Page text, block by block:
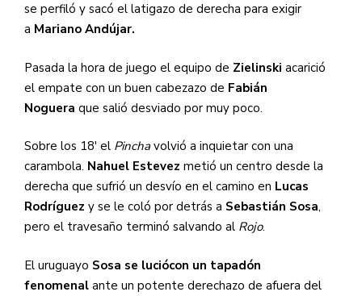
se perfiló y sacó el latigazo de derecha para exigir
a Mariano Andújar.
Pasada la hora de juego el equipo de Zielinski acarició
el empate con un buen cabezazo de Fabián
Noguera que salió desviado por muy poco.
Sobre los 18′ el Pinchavolvió a inquietar con una
carambola. Nahuel Estevez metió un centro desde la
derecha que sufrió un desvío en el camino en Lucas
Rodríguez y se le coló por detrás a Sebastián Sosa,
pero el travesaño terminó salvando al Rojo.
El uruguayo Sosa se luciócon un tapadón
fenomenal ante un potente derechazo de afuera del